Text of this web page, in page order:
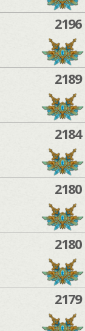
2196
2189
2184
2180
2180
2179